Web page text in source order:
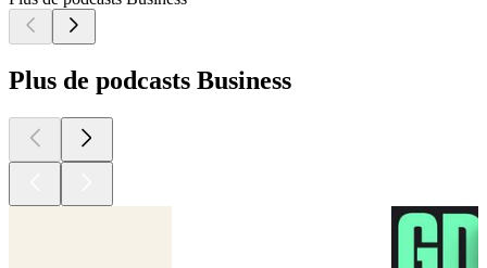
Plus de podcasts Business